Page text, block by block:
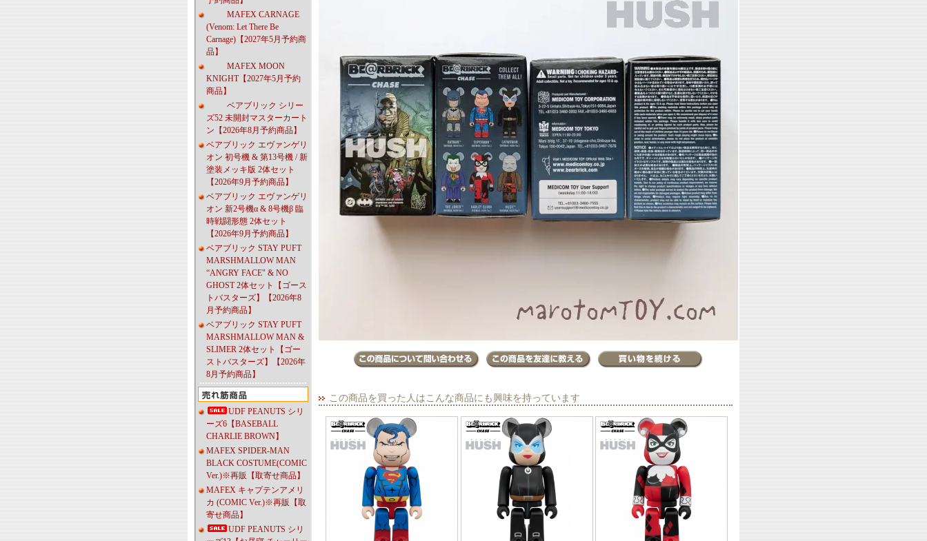
MAFEX CARNAGE
(Venom: Let There Be
Carnage)【2027年5月予約商
品】
MAFEX MOON
KNIGHT【2027年5月予約
商品】
ベアブリック シリー
ズ52 未開封マスターカート
ン【2026年8月予約商品】
ベアブリック エヴァンゲリ
オン 初号機 & 第13号機 / 新
塗装メッキ版 2体セット
【2026年9月予約商品】
ベアブリック エヴァンゲリ
オン 新2号機α & 8号機β 臨
時戦闘形態 2体セット
【2026年9月予約商品】
ベアブリック STAY PUFT
MARSHMALLOW MAN
“ANGRY FACE" & NO
GHOST 2体セット【ゴース
トバスターズ】【2026年8
月予約商品】
ベアブリック STAY PUFT
MARSHMALLOW MAN &
SLIMER 2体セット【ゴー
ストバスターズ】【2026年
8月予約商品】
UDF PEANUTS シリ
ーズ6【BASEBALL
CHARLIE BROWN】
MAFEX SPIDER-MAN
BLACK COSTUME(COMIC
Ver.)※再販【取寄せ商品】
MAFEX キャプテンアメリ
カ (COMIC Ver.)※再販【取
寄せ商品】
UDF PEANUTS シリ
この商品を買った人はこんな商品にも興味を持っています